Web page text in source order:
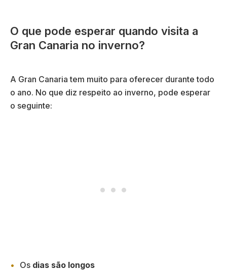
O que pode esperar quando visita a
Gran Canaria no inverno?
A Gran Canaria tem muito para oferecer durante todo
o ano. No que diz respeito ao inverno, pode esperar
o seguinte:
Os dias são longos